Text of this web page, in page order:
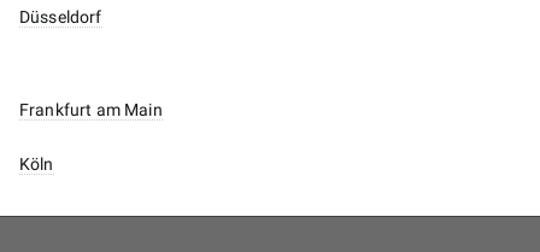
Düsseldorf
Frankfurt am Main
Köln